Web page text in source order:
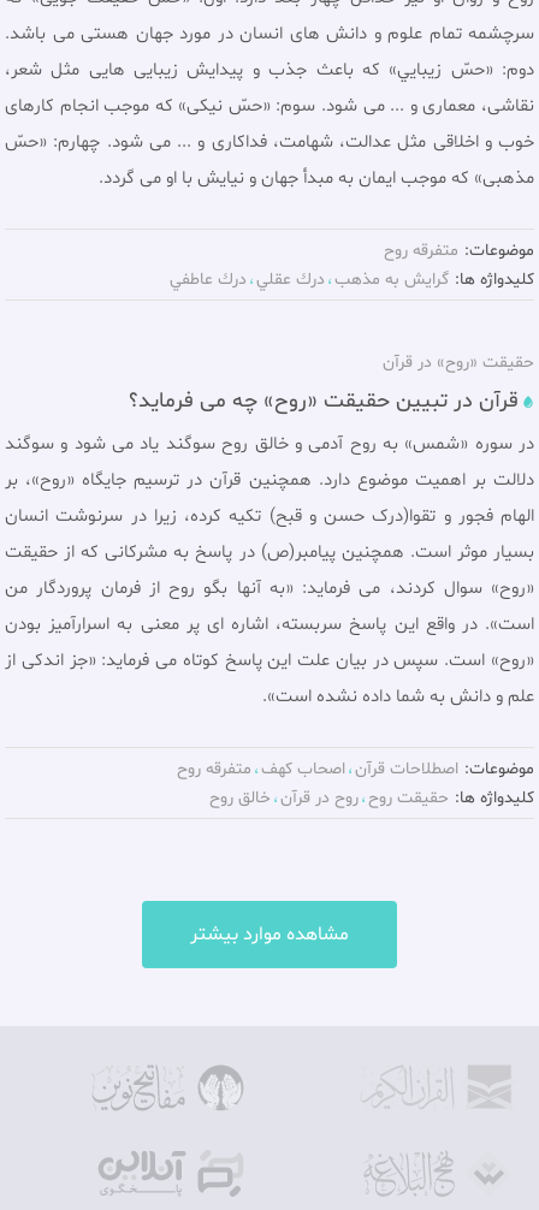
سرچشمه تمام علوم و دانش های انسان در مورد جهان هستی می باشد.
دوم: «حسّ زیبايي» که باعث جذب و پیدایش زیبایی هایی مثل شعر،
نقاشی، معماری و ... می شود. سوم: «حسّ نیکی» که موجب انجام کارهای
خوب و اخلاقی مثل عدالت، شهامت، فداکاری و ... می شود. چهارم: «حسّ
مذهبی» كه موجب ایمان به مبدأ جهان و نیایش با او می گردد.
موضوعات: متفرقه روح
کلیدواژه ها: گرايش به مذهب درك عقلي درك عاطفي
حقیقت «روح» در قرآن
قرآن در تبیین حقیقت «روح» چه می فرماید؟
در سوره «شمس» به روح آدمی و خالق روح سوگند یاد می شود و سوگند
دلالت بر اهمیت موضوع دارد. همچنین قرآن در ترسیم جایگاه «روح»، بر
الهام فجور و تقوا(درک حسن و قبح) تکیه کرده، زیرا در سرنوشت انسان
بسیار موثر است. همچنین پیامبر(ص) در پاسخ به مشرکانی که از حقیقت
«روح» سوال کردند، می فرماید: «به آنها بگو روح از فرمان پروردگار من
است». در واقع اين پاسخ سربسته، اشاره‌ اى پر معنى به اسرارآميز بودن
«روح» است. سپس در بیان علت این پاسخ کوتاه مى فرماید: «جز اندكى از
علم و دانش به شما داده نشده است».
موضوعات: اصطلاحات قرآن اصحاب کهف متفرقه روح
کلیدواژه ها: حقيقت روح روح در قرآن خالق روح
مشاهده موارد بیشتر